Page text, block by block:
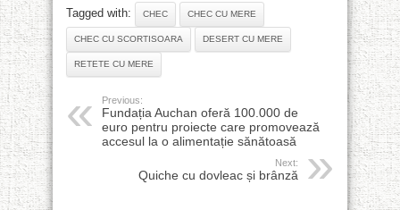
Tagged with: CHEC CHEC CU MERE
CHEC CU SCORTISOARA DESERT CU MERE
RETETE CU MERE
Previous:
Fundația Auchan oferă 100.000 de
euro pentru proiecte care promovează
accesul la o alimentație sănătoasă
Next:
Quiche cu dovleac și brânză